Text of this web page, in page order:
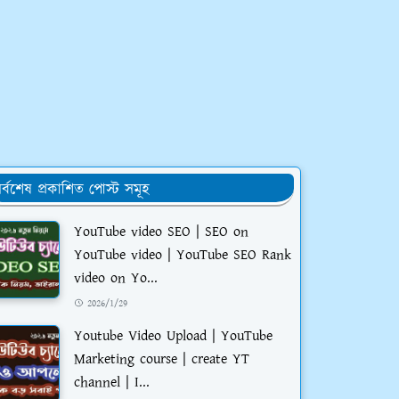
প্রকাশিত পোস্ট সমূহ
YouTube video SEO | SEO on
YouTube video | YouTube SEO Rank
video on Yo...
2026/1/29
Youtube Video Upload | YouTube
Marketing course | create YT
channel | I...